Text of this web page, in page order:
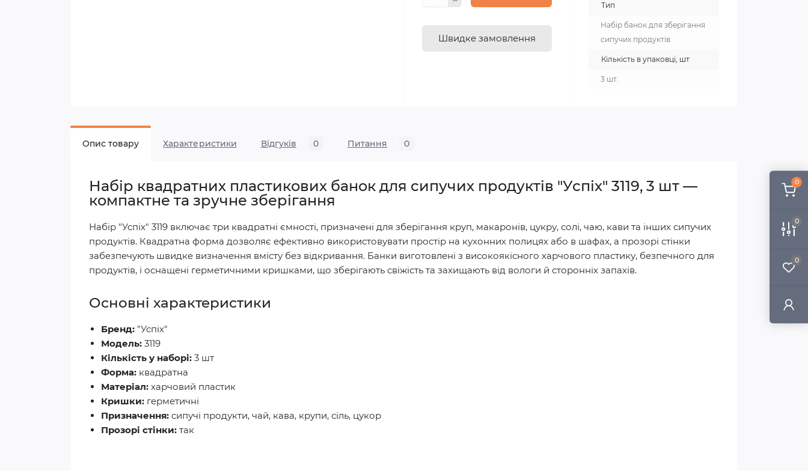
0
0
0
Швидке замовлення
Тип
Набір банок для зберігання
сипучих продуктів
Кількість в упаковці, шт
3 шт.
Опис товару Характеристики Відгуків 0 Питання 0
Набір квадратних пластикових банок для сипучих продуктів "Успіх" 3119, 3 шт —
компактне та зручне зберігання
Набір "Успіх" 3119 включає три квадратні ємності, призначені для зберігання круп, макаронів, цукру, солі, чаю, кави та інших сипучих
продуктів. Квадратна форма дозволяє ефективно використовувати простір на кухонних полицях або в шафах, а прозорі стінки
забезпечують швидке визначення вмісту без відкривання. Банки виготовлені з високоякісного харчового пластику, безпечного для
продуктів, і оснащені герметичними кришками, що зберігають свіжість та захищають від вологи й сторонніх запахів.
Основні характеристики
Бренд: "Успіх"
Модель: 3119
Кількість у наборі: 3 шт
Форма: квадратна
Матеріал: харчовий пластик
Кришки: герметичні
Призначення: сипучі продукти, чай, кава, крупи, сіль, цукор
Прозорі стінки: так